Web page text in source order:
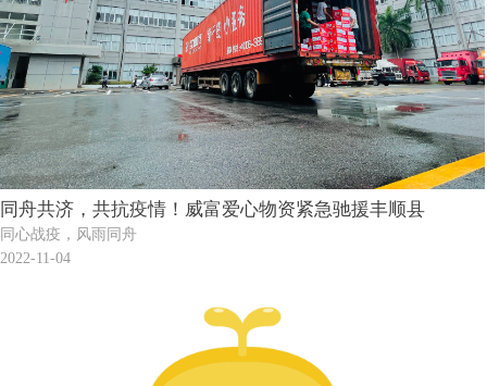
同舟共济，共抗疫情！威富爱心物资紧急驰援丰顺县
同心战疫，风雨同舟
2022-11-04